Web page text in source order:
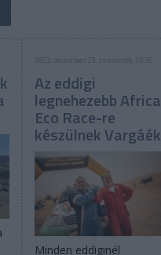
2023. december 28. csütörtök, 15:35
Az eddigi
legnehezebb Africa
Eco Race-re
készülnek Vargáék
Minden eddiginél